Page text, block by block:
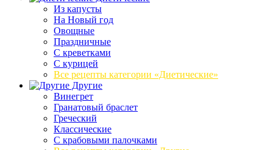
Из капусты
На Новый год
Овощные
Праздничные
С креветками
С курицей
Все рецепты категории «Диетические»
Другие
Винегрет
Гранатовый браслет
Греческий
Классические
С крабовыми палочками